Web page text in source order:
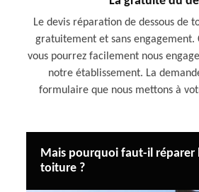
Le devis réparation de dessous de
gratuitement et sans
vous pourrez facilement nous
notre établissement. La
formulaire que nous mettons à
Mais pourquoi faut-il réparer
toiture ?